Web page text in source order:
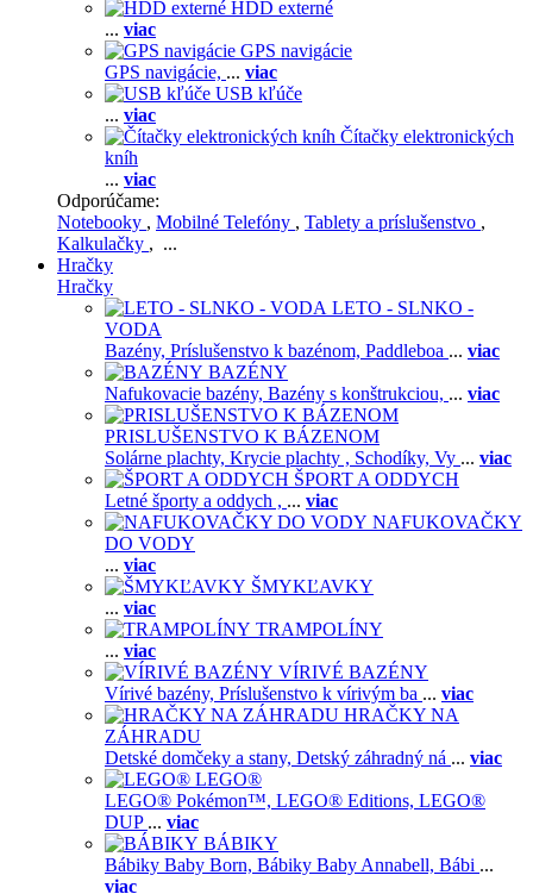
HDD externé
... viac
GPS navigácie
GPS navigácie, ... viac
USB kľúče
... viac
Čítačky elektronických
kníh
... viac
Odporúčame:
Notebooky , Mobilné Telefóny , Tablety a príslušenstvo ,
Kalkulačky , ...
Hračky
Hračky
LETO - SLNKO -
VODA
Bazény, Príslušenstvo k bazénom, Paddleboa ... viac
BAZÉNY
Nafukovacie bazény, Bazény s konštrukciou, ... viac
PRISLUŠENSTVO K BÁZENOM
Solárne plachty, Krycie plachty , Schodíky, Vy ... viac
ŠPORT A ODDYCH
Letné športy a oddych , ... viac
NAFUKOVAČKY
DO VODY
... viac
ŠMYKĽAVKY
... viac
TRAMPOLÍNY
... viac
VÍRIVÉ BAZÉNY
Vírivé bazény, Príslušenstvo k vírivým ba ... viac
HRAČKY NA
ZÁHRADU
Detské domčeky a stany, Detský záhradný ná ... viac
LEGO®
LEGO® Pokémon™, LEGO® Editions, LEGO®
DUP ... viac
BÁBIKY
Bábiky Baby Born, Bábiky Baby Annabell, Bábi ...
viac